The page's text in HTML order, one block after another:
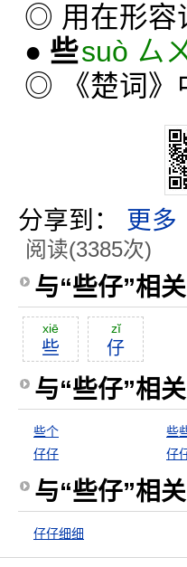
◎ 用在形容
● 些suò ㄙ
◎ 《楚词》
分享到： 更多
阅读(3385次)
与“些仔”相
xiē
些
zĭ
仔
与“些仔”相
些个 些
仔仔
仔
与“些仔”相
仔仔细细